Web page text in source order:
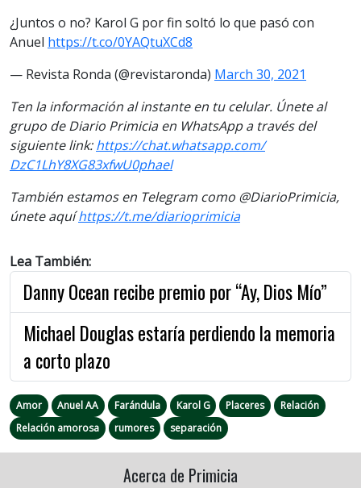
¿Juntos o no? Karol G por fin soltó lo que pasó con
Anuel https://t.co/0YAQtuXCd8
— Revista Ronda (@revistaronda) March 30, 2021
Ten la información al instante en tu celular. Únete al
grupo de Diario Primicia en WhatsApp a través del
siguiente link:https://chat.whatsapp.com/
DzC1LhY8XG83xfwU0phael
También estamos en Telegram como @DiarioPrimicia,
únete aquíhttps://t.me/diarioprimicia
Lea También:
Danny Ocean recibe premio por “Ay, Dios Mío”
Michael Douglas estaría perdiendo la memoria
a corto plazo
Amor Anuel AA Farándula Karol G Placeres
Relación
Relación amorosa
rumores separación
Acerca de Primicia